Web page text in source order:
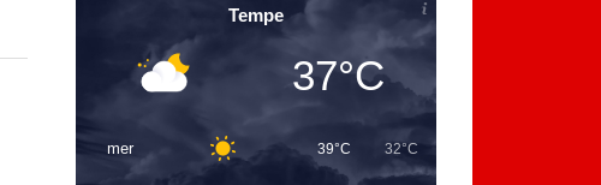
Tempe
37°C
mer 39°C 32°C